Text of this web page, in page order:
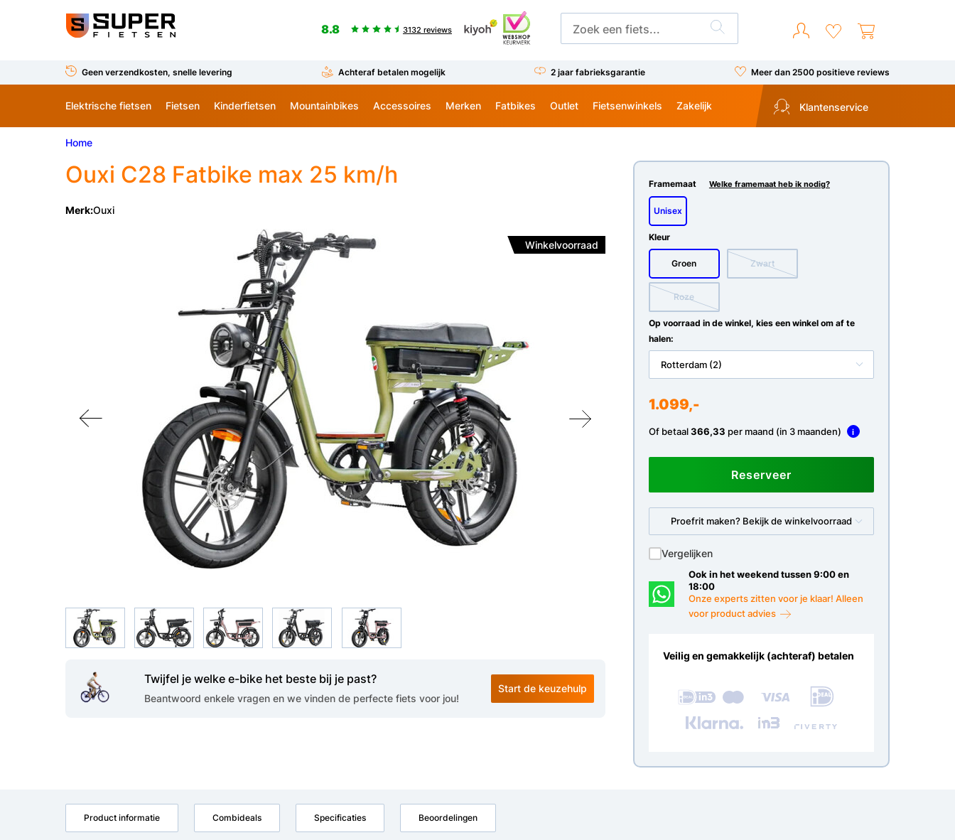
8.8 3132 reviews
Geen verzendkosten, snelle levering Achteraf betalen mogelijk 2 jaar fabrieksgarantie Meer dan 2500 positieve reviews
Elektrische fietsen Fietsen Kinderfietsen Mountainbikes Accessoires Merken Fatbikes Outlet Fietsenwinkels Zakelijk Klantenservice
Home
Ouxi C28 Fatbike max 25 km/h
Merk:Ouxi
Winkelvoorraad
Twijfel je welke e-bike het beste bij je past?
Beantwoord enkele vragen en we vinden de perfecte fiets voor jou!
Start de keuzehulp
Framemaat Welke framemaat heb ik nodig?
Unisex
Kleur
Groen Zwart
Roze
Op voorraad in de winkel, kies een winkel om af te
halen:
Rotterdam (2)
1.099,-
Of betaal366,33 per maand (in 3 maanden) i
Reserveer
Proefrit maken? Bekijk de winkelvoorraad
Vergelijken
Ook in het weekend tussen 9:00 en
18:00
Onze experts zitten voor je klaar! Alleen
voor product advies
Veilig en gemakkelijk (achteraf) betalen
Product informatie Combideals Specificaties Beoordelingen